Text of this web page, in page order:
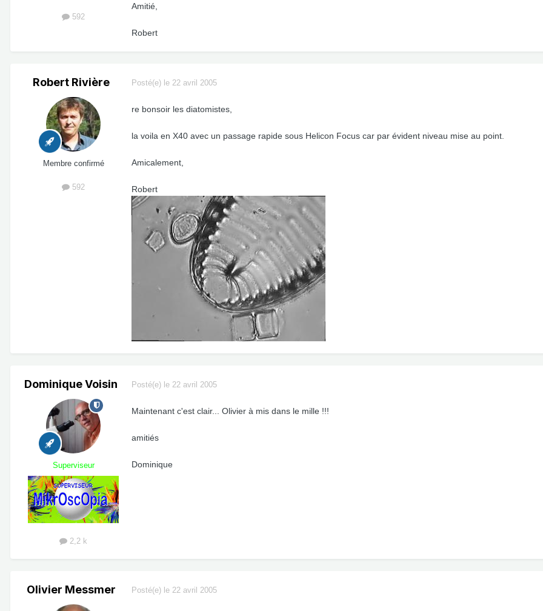
592
Amitié,
Robert
Robert Rivière
Membre confirmé
592
Posté(e) le 22 avril 2005
re bonsoir les diatomistes,
la voila en X40 avec un passage rapide sous Helicon Focus car par évident niveau mise au point.
Amicalement,
Robert
Dominique Voisin
Superviseur
2,2 k
Posté(e) le 22 avril 2005
Maintenant c'est clair... Olivier à mis dans le mille !!!
amitiés
Dominique
Olivier Messmer Posté(e) le 22 avril 2005